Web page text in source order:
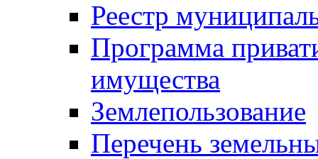
Реестр
Программа
имущества
Землепользование
Перечень